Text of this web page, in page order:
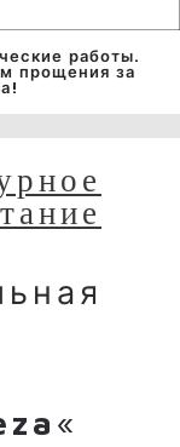
работы.
прощения за
«